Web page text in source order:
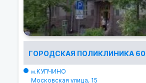
ГОРОДСКАЯ ПОЛИКЛИНИКА 60
м.КУПЧИНО
Московская улица, 15